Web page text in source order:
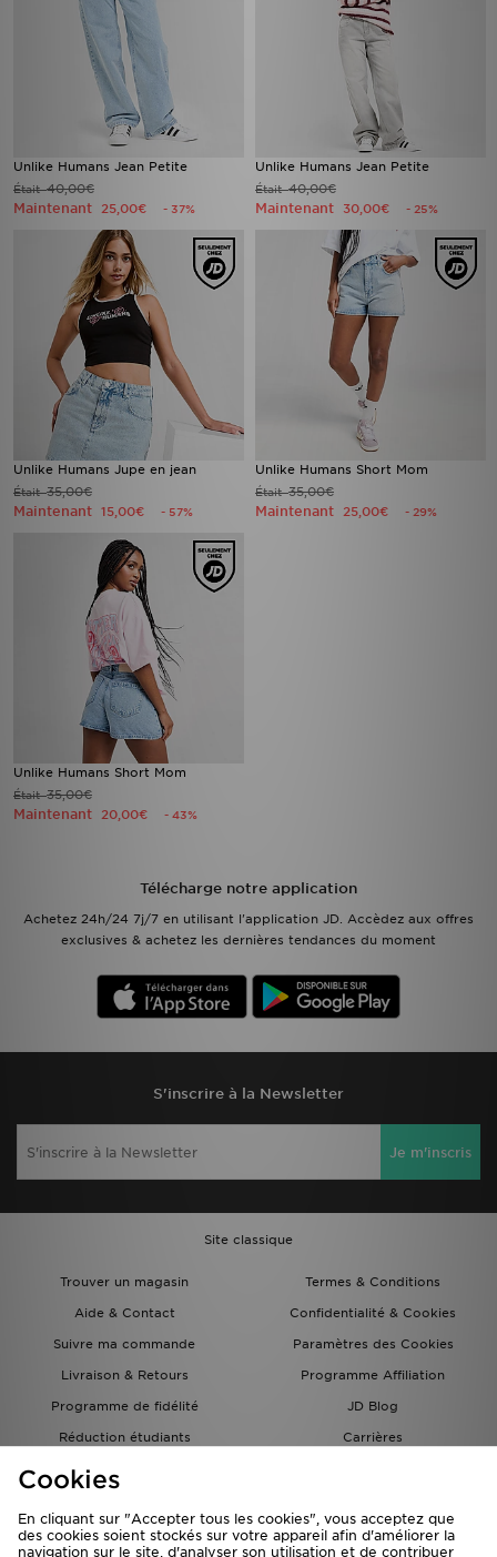
Unlike Humans Jean Petite
Était40,00€
Maintenant 25,00€ - 37%
Unlike Humans Jean Petite
Était40,00€
Maintenant 30,00€ - 25%
Unlike Humans Jupe en jean
Était35,00€
Maintenant 15,00€ - 57%
Unlike Humans Short Mom
Était35,00€
Maintenant 25,00€ - 29%
Unlike Humans Short Mom
Était35,00€
Maintenant 20,00€ - 43%
Télécharge notre application
Achetez 24h/24 7j/7 en utilisant l'application JD. Accèdez aux offres
exclusives & achetez les dernières tendances du moment
S'inscrire à la Newsletter
Je m'inscris
Site classique
Trouver un magasin
Termes & Conditions
Aide & Contact
Confidentialité & Cookies
Suivre ma commande
Paramètres des Cookies
Livraison & Retours
Programme Affiliation
Programme de fidélité
JD Blog
Réduction étudiants
Carrières
Carte Cadeau
Cookies
En cliquant sur "Accepter tous les cookies", vous acceptez que
des cookies soient stockés sur votre appareil afin d'améliorer la
navigation sur le site, d'analyser son utilisation et de contribuer